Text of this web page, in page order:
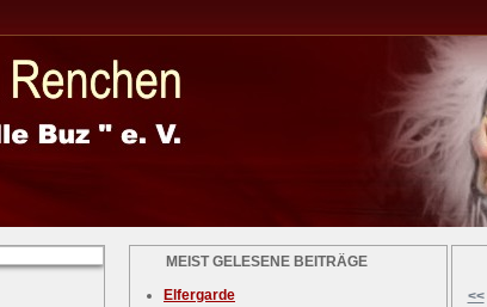
MEIST GELESENE BEITRÄGE
Elfergarde
<<